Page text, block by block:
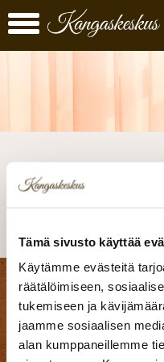
Tämä sivusto käyttää
Käytämme evästeitä
räätälöimiseen,
tukemiseen ja
jaamme sosiaalisen
alan kumppaneillemme
Virhesivu
Matti